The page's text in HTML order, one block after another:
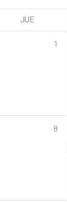
JUE
1
8